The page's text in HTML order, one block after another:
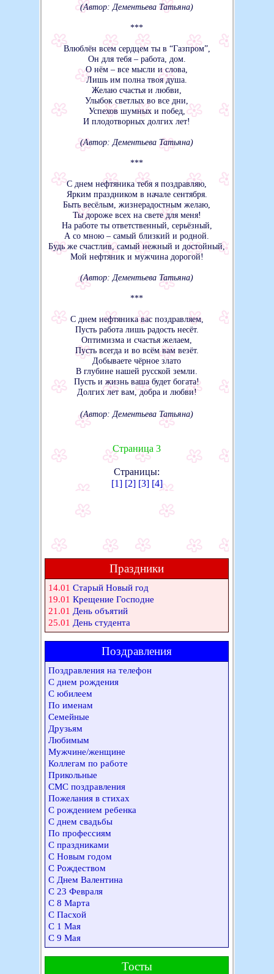
(Автор: Дементьева Татьяна)
***
Влюблён всем сердцем ты в “Газпром”,
Он для тебя – работа, дом.
О нём – все мысли и слова,
Лишь им полна твоя душа.
Желаю счастья и любви,
Улыбок светлых во все дни,
Успехов шумных и побед,
И плодотворных долгих лет!
(Автор: Дементьева Татьяна)
***
С днем нефтяника тебя я поздравляю,
Ярким праздником в начале сентября.
Быть весёлым, жизнерадостным желаю,
Ты дороже всех на свете для меня!
На работе ты ответственный, серьёзный,
А со мною – самый близкий и родной.
Будь же счастлив, самый нежный и достойный,
Мой нефтяник и мужчина дорогой!
(Автор: Дементьева Татьяна)
***
С днем нефтяника вас поздравляем,
Пусть работа лишь радость несёт.
Оптимизма и счастья желаем,
Пусть всегда и во всём вам везёт.
Добываете чёрное злато
В глубине нашей русской земли.
Пусть и жизнь ваша будет богата!
Долгих лет вам, добра и любви!
(Автор: Дементьева Татьяна)
Страница 3
Страницы:
[1] [2] [3] [4]
Праздники
14.01 Старый Новый год
19.01 Крещение Господне
21.01 День объятий
25.01 День студента
Поздравления
Поздравления на телефон
С днем рождения
С юбилеем
По именам
Семейные
Друзьям
Любимым
Мужчине/женщине
Коллегам по работе
Прикольные
СМС поздравления
Пожелания в стихах
С рождением ребенка
С днем свадьбы
По профессиям
С праздниками
С Новым годом
С Рождеством
С Днем Валентина
С 23 Февраля
С 8 Марта
С Пасхой
С 1 Мая
С 9 Мая
Тосты